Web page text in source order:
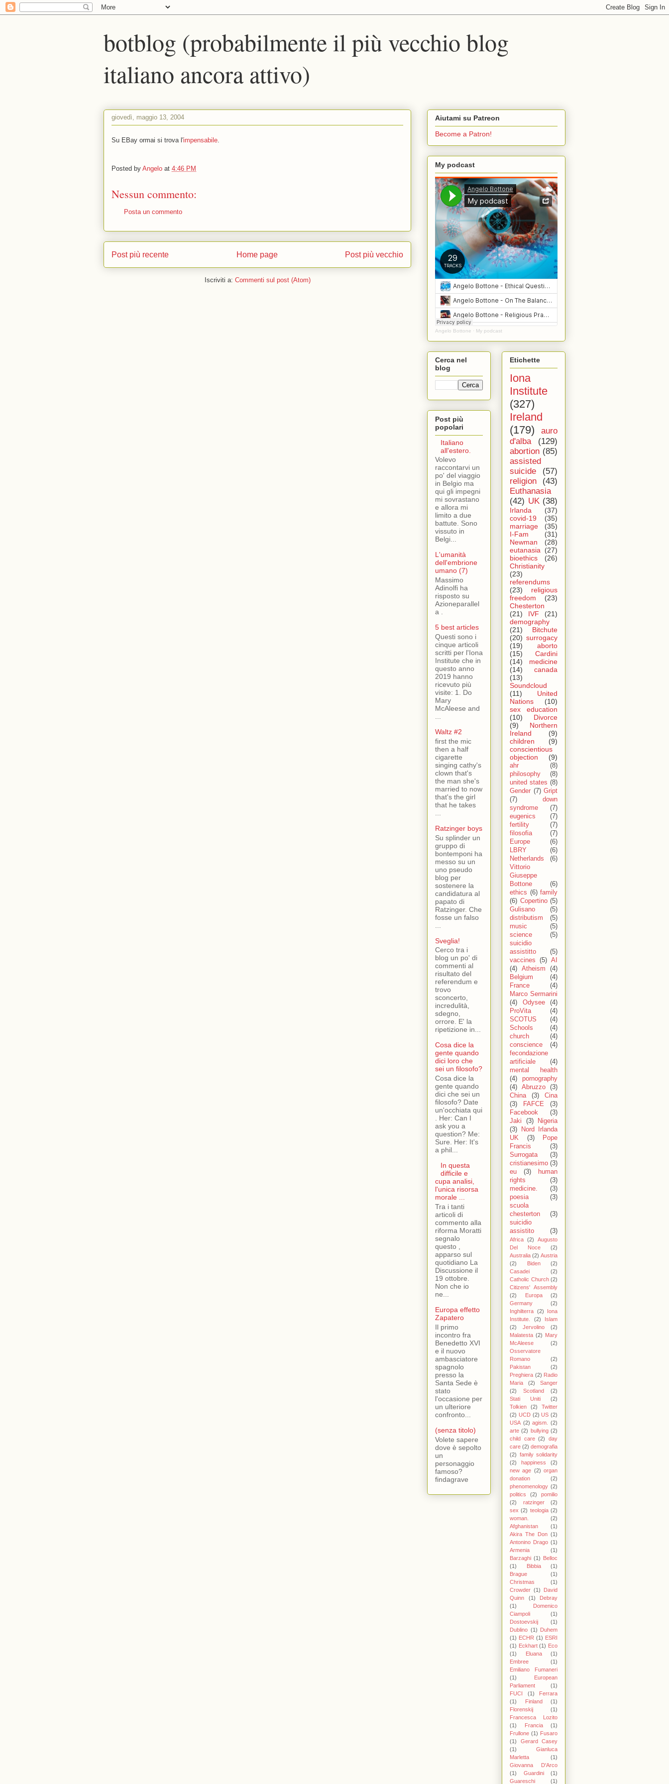
botblog (probabilmente il più vecchio blog
italiano ancora attivo)
giovedì, maggio 13, 2004
Su EBay ormai si trova l'impensabile.
Posted by Angelo at 4:46 PM
Nessun commento:
Posta un commento
Post più recente Post più vecchio
Home page
Iscriviti a: Commenti sul post (Atom)
Aiutami su Patreon
Become a Patron!
My podcast
Angelo Bottone · My podcast
Cerca nel
blog
Post più
popolari
Italiano
all'estero.
Volevo
raccontarvi un
po' del viaggio
in Belgio ma
qui gli impegni
mi sovrastano
e allora mi
limito a due
battute. Sono
vissuto in
Belgi...
L'umanità
dell'embrione
umano (7)
Massimo
Adinolfi ha
risposto su
Azioneparallel
a .
5 best articles
Questi sono i
cinque articoli
scritti per l'Iona
Institute che in
questo anno
2019 hanno
ricevuto più
visite: 1. Do
Mary
McAleese and
Waltz #2
first the mic
then a half
cigarette
singing cathy's
clown that's
the man she's
married to now
that's the girl
that he takes
Ratzinger boys
Su splinder un
gruppo di
bontemponi ha
messo su un
uno pseudo
blog per
sostenere la
candidatura al
papato di
Ratzinger. Che
fosse un falso
Sveglia!
Cerco tra i
blog un po' di
commenti al
risultato del
referendum e
trovo
sconcerto,
incredulità,
sdegno,
orrore. E' la
ripetizione in...
Cosa dice la
gente quando
dici loro che
sei un filosofo?
Cosa dice la
gente quando
dici che sei un
filosofo? Date
un'occhiata qui
. Her: Can I
ask you a
question? Me:
Sure. Her: It's
a phil...
In questa
difficile e
cupa analisi,
l'unica risorsa
morale ...
Tra i tanti
articoli di
commento alla
riforma Moratti
segnalo
questo ,
apparso sul
quotidiano La
Discussione il
19 ottobre.
Non che io
ne...
Europa effetto
Zapatero
Il primo
incontro fra
Benedetto XVI
e il nuovo
ambasciatore
spagnolo
presso la
Santa Sede è
stato
l'occasione per
un ulteriore
confronto...
(senza titolo)
Volete sapere
dove è sepolto
un
personaggio
famoso?
findagrave
Etichette
Iona
Institute
(327)
Ireland
(179)
auro
d'alba
(129)
abortion (85)
assisted
suicide
(57)
religion
(43)
Euthanasia
(42) UK (38)
Irlanda
(37)
covid-19
(35)
marriage
(35)
I-Fam
(31)
Newman
(28)
eutanasia
(27)
bioethics
(26)
Christianity
(23)
referendums
(23)
religious
freedom
(23)
Chesterton
(21)
IVF
(21)
demography
(21)
Bitchute
(20) surrogacy
(19)
aborto
(15)
Cardini
(14)
medicine
(14)
canada
(13)
Soundcloud
(11)
United
Nations
(10)
sex education
(10)
Divorce
(9)
Northern
Ireland
(9)
children
(9)
conscientious
objection
(9)
ahr
(8)
philosophy
(8)
united states (8)
Gender (7) Gript
(7)
down
syndrome
(7)
eugenics
(7)
fertility
(7)
filosofia
(7)
Europe
(6)
LBRY
(6)
Netherlands
(6)
Vittorio
Giuseppe
Bottone
(6)
ethics (6) family
(6) Copertino (5)
Gulisano
(5)
distributism
(5)
music
(5)
science
(5)
suicidio
assistitto
(5)
vaccines
(5) AI
(4)
Atheism
(4)
Belgium
(4)
France
(4)
Marco Sermarini
(4)
Odysee
(4)
ProVita
(4)
SCOTUS
(4)
Schools
(4)
church
(4)
conscience
(4)
fecondazione
artificiale
(4)
mental health
(4)
pornography
(4)
Abruzzo
(3)
China
(3)
Cina
(3)
FAFCE
(3)
Facebook
(3)
Jaki
(3)
Nigeria
(3)
Nord Irlanda
UK
(3)
Pope
Francis
(3)
Surrogata
(3)
cristianesimo (3)
eu
(3)
human
rights
(3)
medicine.
(3)
poesia
(3)
scuola
chesterton
(3)
suicidio
assistito
(3)
Africa (2)
Augusto
Del Noce
(2)
Australia (2) Austria
(2)
Biden
(2)
Casadei
(2)
Catholic Church (2)
Citizens' Assembly
(2)
Europa
(2)
Germany
(2)
Inghilterra (2)
Iona
Institute.
(2)
Islam
(2)
Jervolino
(2)
Malatesta (2) Mary
McAleese
(2)
Osservatore
Romano
(2)
Pakistan
(2)
Preghiera (2) Radio
Maria
(2)
Sanger
(2)
Scotland
(2)
Stati Uniti
(2)
Tolkien
(2)
Twitter
(2) UCD (2) US (2)
USA (2) agism.
(2)
arte (2) bullying (2)
child care (2)
day
care (2) demografia
(2) family solidarity
(2)
happiness
(2)
new age (2) organ
donation
(2)
phenomenology (2)
politics
(2)
pomilio
(2)
ratzinger
(2)
sex (2) teologia (2)
woman.
(2)
Afghanistan
(1)
Akira The Don (1)
Antonino Drago (1)
Armenia
(1)
Barzaghi (1) Belloc
(1)
Bibbia
(1)
Brague
(1)
Christmas
(1)
Crowder (1)
David
Quinn
(1)
Debray
(1)
Domenico
Ciampoli
(1)
Dostoevskij
(1)
Dublino (1) Duhem
(1) ECHR (1) ESRI
(1) Eckhart (1) Eco
(1)
Eluana
(1)
Embree
(1)
Emiliano Fumaneri
(1)
European
Parliament
(1)
FUCI
(1)
Ferrara
(1)
Finland
(1)
Florenskij
(1)
Francesca Lozito
(1)
Francia
(1)
Frullone (1) Fusaro
(1)
Gerard Casey
(1)
Gianluca
Marletta
(1)
Giovanna D'Arco
(1)
Guardini
(1)
Guareschi
(1)